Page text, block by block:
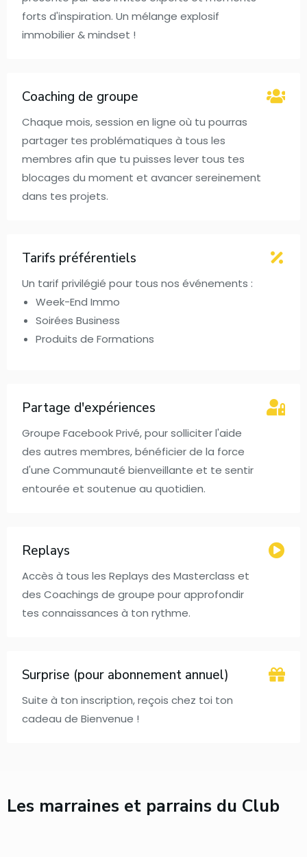
forts d'inspiration. Un mélange explosif
immobilier & mindset !
Coaching de groupe
Chaque mois, session en ligne où tu pourras
partager tes problématiques à tous les
membres afin que tu puisses lever tous tes
blocages du moment et avancer sereinement
dans tes projets.
Tarifs préférentiels
Un tarif privilégié pour tous nos événements :
Week-End Immo
Soirées Business
Produits de Formations
Partage d'expériences
Groupe Facebook Privé, pour solliciter l'aide
des autres membres, bénéficier de la force
d'une Communauté bienveillante et te sentir
entourée et soutenue au quotidien.
Replays
Accès à tous les Replays des Masterclass et
des Coachings de groupe pour approfondir
tes connaissances à ton rythme.
Surprise (pour abonnement annuel)
Suite à ton inscription, reçois chez toi ton
cadeau de Bienvenue !
Les marraines et parrains du Club